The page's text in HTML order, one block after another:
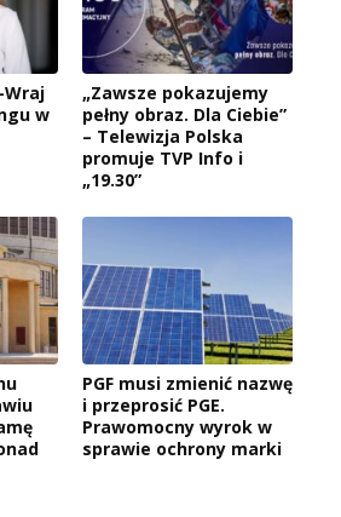
Wraj
w
„Zawsze pokazujemy
pełny obraz. Dla Ciebie”
– Telewizja Polska
promuje TVP Info i
„19.30”
PGF musi zmienić nazwę
i przeprosić PGE.
Prawomocny wyrok w
sprawie ochrony marki